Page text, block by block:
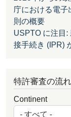
庁における電子
則の概要
USPTO に注目:
接手続き (IPR)
特許審査の流
Continent